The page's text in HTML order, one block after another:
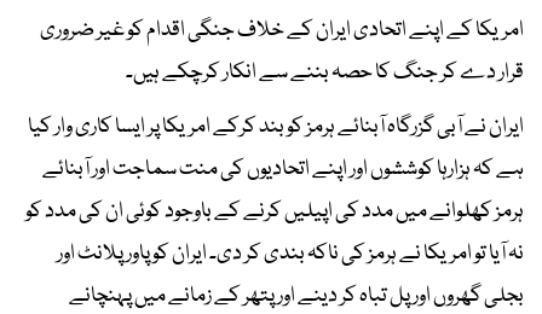
امریکا کے اپنے اتحادی ایران کے خلاف جنگی اقدام کو غیر ضروری
قرار دے کر جنگ کا حصہ بننے سے انکار کرچکے ہیں۔
ایران نے آبی گزرگاہ آبنائے ہرمز کو بند کرکے امریکا پر ایسا کاری وار کیا
ہے کہ ہزارہا کوششوں اور اپنے اتحادیوں کی منت سماجت اور آبنائے
ہرمز کھلوانے میں مدد کی اپیلیں کرنے کے باوجود کوئی ان کی مدد کو
نہ آیا تو امریکا نے ہرمز کی ناکہ بندی کر دی۔ ایران کو پاور پلانٹ اور
بجلی گھروں اور پل تباہ کر دینے اور پتھر کے زمانے میں پہنچانے